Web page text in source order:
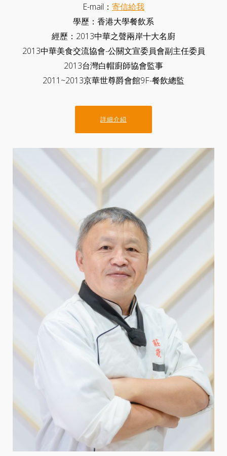
E-mail： 寄信給我
學歷：香港大學餐飲系
經歷：2013中華之聲兩岸十大名廚
2013中華美食交流協會-公關文宣委員會副主任委員
2013台灣白帽廚師協會監事
2011~2013京華世尊爵會館9F-餐飲總監
詳細介紹